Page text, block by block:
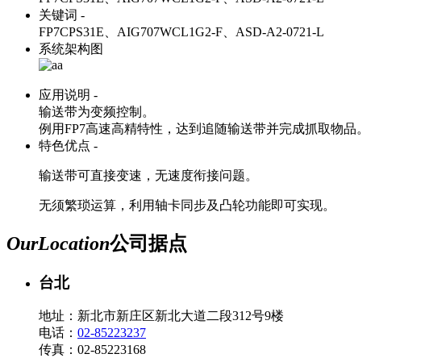
关键词 -
FP7CPS31E、AIG707WCL1G2-F、ASD-A2-0721-L
系统架构图
应用说明 -
输送带为变频控制。
例用FP7高速高精特性，达到追随输送带并完成抓取物品。
特色优点 -
输送带可直接变速，无速度衔接问题。
无须繁琐运算，利用轴卡同步及凸轮功能即可实现。
OurLocation公司据点
台北
地址：新北市新庄区新北大道二段312号9楼
电话： 02-85223237
传真：02-85223168